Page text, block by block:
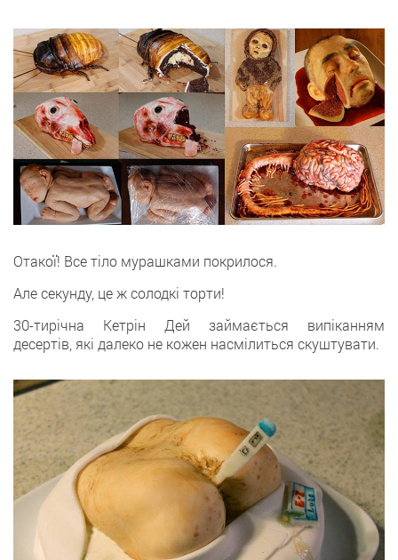
Отакої! Все тіло мурашками покрилося.
Але секунду, це ж солодкі торти!
30-тирічна Кетрін Дей займається випіканням
десертів, які далеко не кожен насмілиться скуштувати.